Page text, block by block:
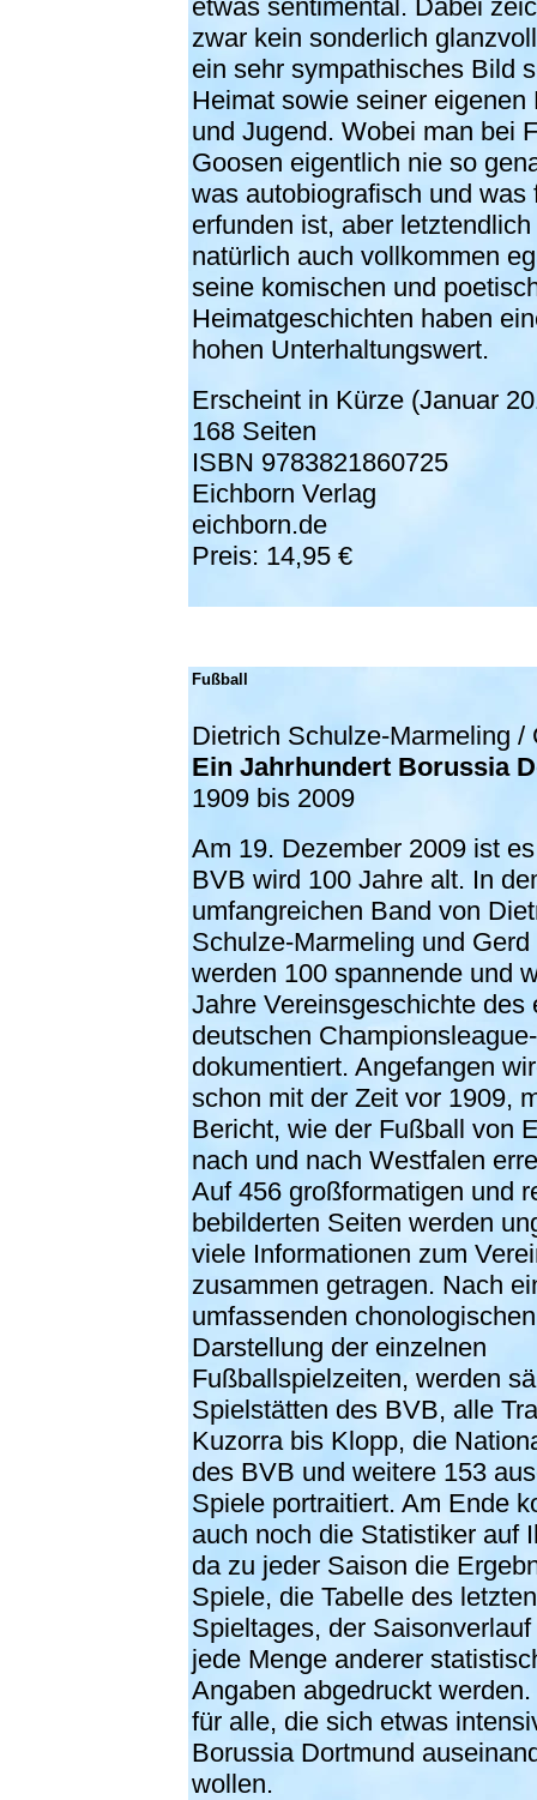
etwas sentimental. Dabei
zwar kein sonderlich
ein sehr sympathisches Bild
Heimat sowie seiner eigenen
und Jugend. Wobei man bei
Goosen eigentlich nie so
was autobiografisch und was
erfunden ist, aber
natürlich auch vollkommen
seine komischen und
Heimatgeschichten haben
hohen Unterhaltungswert.
Erscheint in Kürze (Januar
168 Seiten
ISBN 9783821860725
Eichborn Verlag
eichborn.de
Preis: 14,95 €
Fußball
Dietrich Schulze-Marmeling /
Ein Jahrhundert Borussia
1909 bis 2009
Am 19. Dezember 2009 ist
BVB wird 100 Jahre alt. In
umfangreichen Band von
Schulze-Marmeling und
werden 100 spannende und
Jahre Vereinsgeschichte des
deutschen
dokumentiert. Angefangen
schon mit der Zeit vor 1909,
Bericht, wie der Fußball von
nach und nach Westfalen
Auf 456 großformatigen und
bebilderten Seiten werden
viele Informationen zum
zusammen getragen. Nach
umfassenden chonologischen
Darstellung der einzelnen
Fußballspielzeiten, werden
Spielstätten des BVB, alle
Kuzorra bis Klopp, die
des BVB und weitere 153
Spiele portraitiert. Am Ende
auch noch die Statistiker auf
da zu jeder Saison die
Spiele, die Tabelle des letzten
Spieltages, der
jede Menge anderer
Angaben abgedruckt
für alle, die sich etwas
Borussia Dortmund
wollen.